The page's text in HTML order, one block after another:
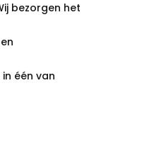
bezorgen het
één van